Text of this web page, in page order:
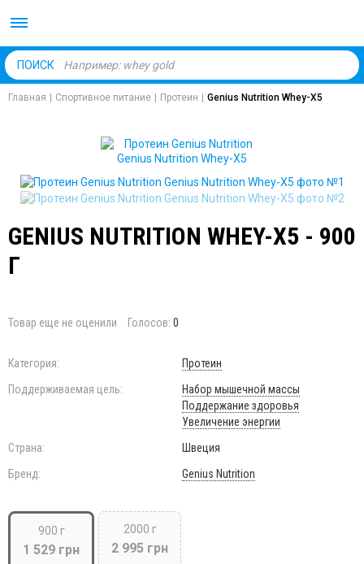
ПОИСК
Главная Спортивное питание Протеин Genius Nutrition Whey-X5
GENIUS NUTRITION WHEY-X5 - 900
Г
Товар еще не оценили Голосов: 0
Категория:
Протеин
Поддерживаемая цель:
Набор мышечной массы
Поддержание здоровья
Увеличение энергии
Страна:
Швеция
Бренд:
Genius Nutrition
900 г
1 529 грн
2000 г
2 995 грн